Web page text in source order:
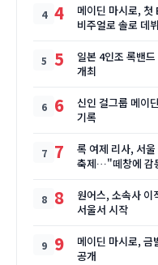
4
메이딘 마시로,
비주얼로 솔로 데
5
일본 4인조 록밴
개최
6
신인 걸그룹 메이
기록
7
록 여제 리사, 서
축제…"떼창에 감
8
원어스, 소속사
서울서 시작
9
메이딘 마시로,
공개